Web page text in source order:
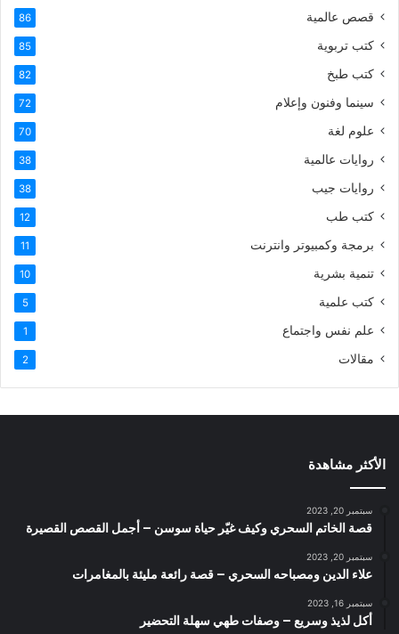
قصص عالمية 86
كتب تربوية 85
كتب طبخ 82
سينما وفنون وإعلام 72
علوم لغة 70
روايات عالمية 38
روايات جيب 38
كتب طب 12
برمجة وكمبيوتر وانترنت 11
تنمية بشرية 10
كتب علمية 5
علم نفس واجتماع 1
مقالات 2
الأكثر مشاهدة
سبتمبر 20, 2023
قصة الخاتم السحري وكيف غيّر حياة سوسن – أجمل القصص القصيرة
سبتمبر 20, 2023
علاء الدين ومصباحه السحري – قصة رائعة مليئة بالمغامرات
سبتمبر 16, 2023
أكل لذيذ وسريع – وصفات طهي سهلة التحضير